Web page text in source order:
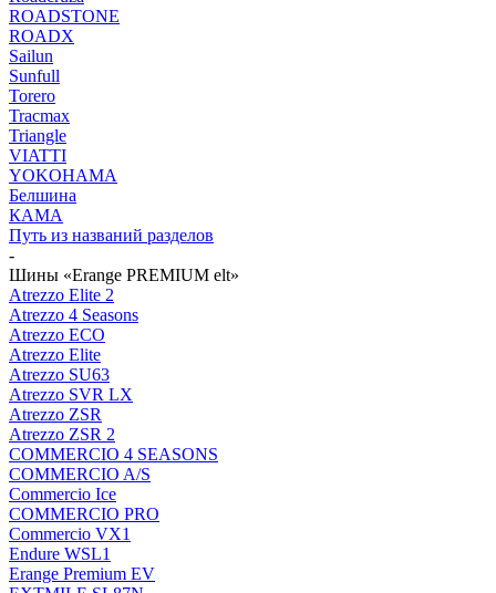
ROADSTONE
ROADX
Sailun
Sunfull
Torero
Tracmax
Triangle
VIATTI
YOKOHAMA
Белшина
КАМА
Путь из названий разделов
-
Шины «Erange PREMIUM elt»
Atrezzo Elite 2
Atrezzo 4 Seasons
Atrezzo ECO
Atrezzo Elite
Atrezzo SU63
Atrezzo SVR LX
Atrezzo ZSR
Atrezzo ZSR 2
COMMERCIO 4 SEASONS
COMMERCIO A/S
Commercio Ice
COMMERCIO PRO
Commercio VX1
Endure WSL1
Erange Premium EV